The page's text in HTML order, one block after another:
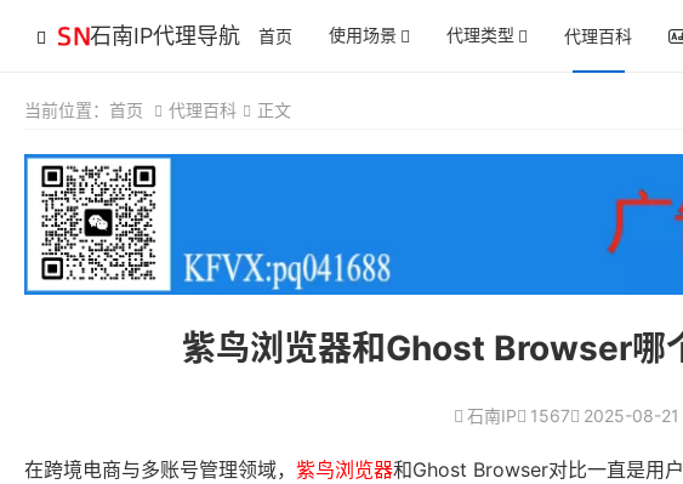
石南IP代理导航 首页 使用场景 代理类型 代理百科
当前位置： 首页 代理百科 正文
紫鸟浏览器和Ghost Browser哪
石南IP 1567 2025-08-21
在跨境电商与多账号管理领域， 紫鸟浏览器和Ghost Browser对比一直是用